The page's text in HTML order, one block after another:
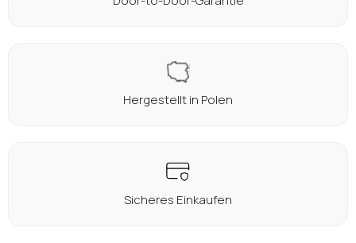
Hergestellt in Polen
Sicheres Einkaufen